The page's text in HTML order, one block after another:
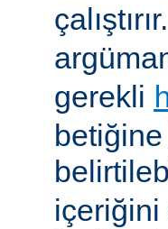
çalıştırır.
gerekli